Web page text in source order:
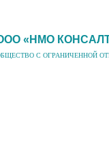
«НМО
С ОГРАНИЧЕННОЙ